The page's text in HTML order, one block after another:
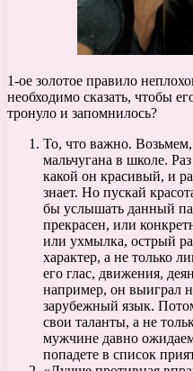
1-ое золотое правило
необходимо сказать, чтобы
тронуло и запомнилось?
То, что важно.
мальчугана в школе.
какой он красивый, и
знает. Но пускай
бы услышать данный
прекрасен, или
или ухмылка, острый
характер, а не только
его глас, движения,
например, он выиграл
зарубежный язык.
свои таланты, а не
мужчине давно
попадете в список